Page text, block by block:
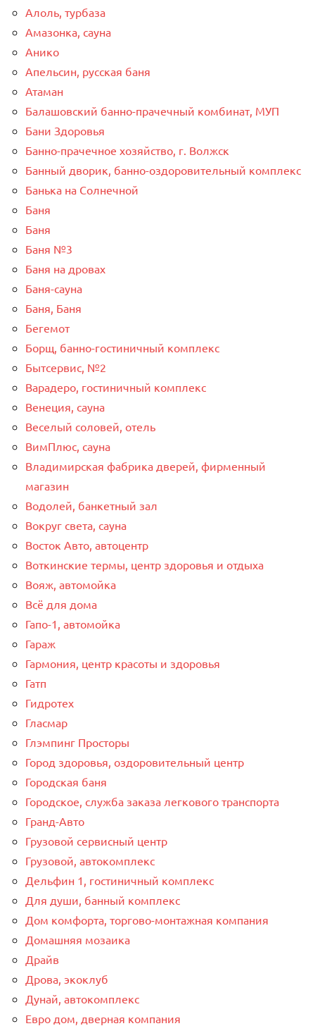
Алоль, турбаза
Амазонка, сауна
Анико
Апельсин, русская баня
Атаман
Балашовский банно-прачечный комбинат, МУП
Бани Здоровья
Банно-прачечное хозяйство, г. Волжск
Банный дворик, банно-оздоровительный комплекс
Банька на Солнечной
Баня
Баня
Баня №3
Баня на дровах
Баня-сауна
Баня, Баня
Бегемот
Борщ, банно-гостиничный комплекс
Бытсервис, №2
Варадеро, гостиничный комплекс
Венеция, сауна
Веселый соловей, отель
ВимПлюс, сауна
Владимирская фабрика дверей, фирменный
магазин
Водолей, банкетный зал
Вокруг света, сауна
Восток Авто, автоцентр
Воткинские термы, центр здоровья и отдыха
Вояж, автомойка
Всё для дома
Гапо-1, автомойка
Гараж
Гармония, центр красоты и здоровья
Гатп
Гидротех
Гласмар
Глэмпинг Просторы
Город здоровья, оздоровительный центр
Городская баня
Городское, служба заказа легкового транспорта
Гранд-Авто
Грузовой сервисный центр
Грузовой, автокомплекс
Дельфин 1, гостиничный комплекс
Для души, банный комплекс
Дом комфорта, торгово-монтажная компания
Домашняя мозаика
Драйв
Дрова, экоклуб
Дунай, автокомплекс
Евро дом, дверная компания